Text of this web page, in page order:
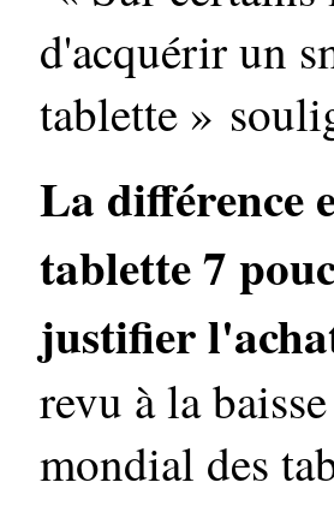
d'acquérir un
tablette »
La différence
tablette 7
justifier
revu à la
mondial des